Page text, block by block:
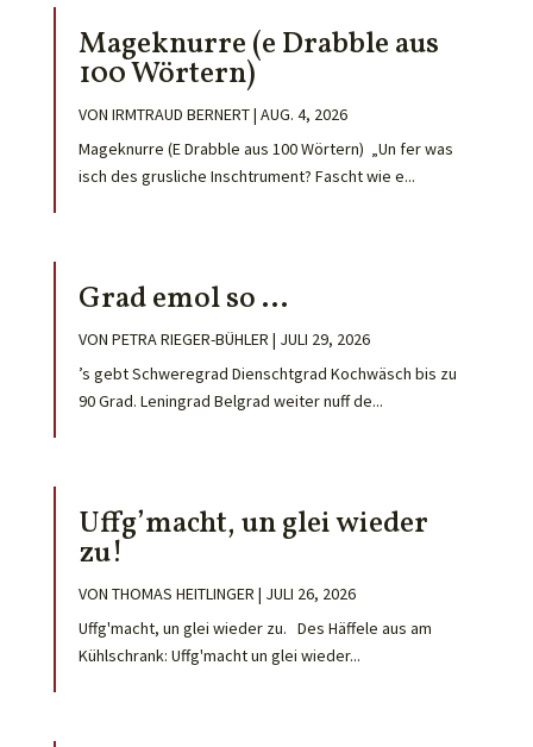
Mageknurre (e Drabble aus
100 Wörtern)
VON IRMTRAUD BERNERT| AUG. 4, 2026
Mageknurre (E Drabble aus 100 Wörtern) „Un fer was
isch des grusliche Inschtrument? Fascht wie e...
Grad emol so …
VON PETRA RIEGER-BÜHLER | JULI 29, 2026
’s gebt Schweregrad Dienschtgrad Kochwäsch bis zu
90 Grad. Leningrad Belgrad weiter nuff de...
Uffg’macht, un glei wieder
zu!
VON THOMAS HEITLINGER | JULI 26, 2026
Uffg'macht, un glei wieder zu. Des Häffele aus am
Kühlschrank: Uffg'macht un glei wieder...